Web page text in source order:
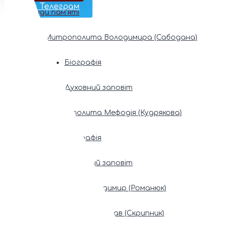
Наш Телеграм
Фонди пам’яті
Митрополита Володимира (Сабодана)
Біографія
Духовний заповіт
Митрополита Мефодія (Кудрякова)
Біографія
Духовний заповіт
Патріарх Володимир (Романюк)
Патріарх Мстислав (Скрипник)